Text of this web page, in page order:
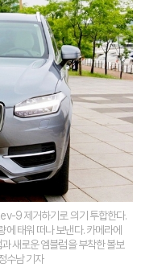
9 제거하기로 의기 투합한다.
태워 떠나 보낸다. 카메라에
새로운 엠블럼을 부착한 볼보
수남 기자